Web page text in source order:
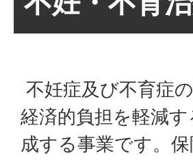
不妊症及び不育症
経済的負担を軽減
成する事業です。